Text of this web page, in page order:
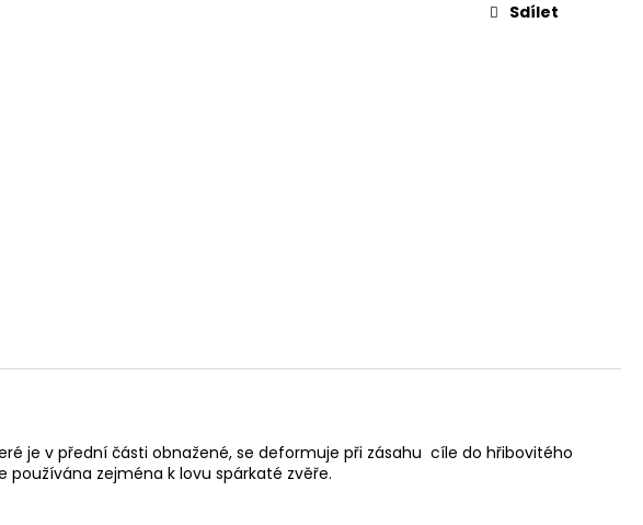
Sdílet
je v přední části obnažené, se deformuje při zásahu cíle do hřibovitého
zejména k lovu spárkaté zvěře.